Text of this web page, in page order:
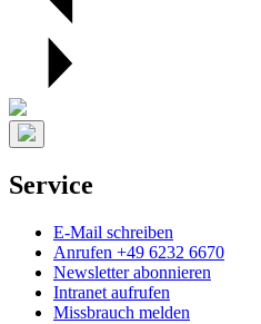
Service
E-Mail schreiben
Anrufen +49 6232 6670
Newsletter abonnieren
Intranet aufrufen
Missbrauch melden